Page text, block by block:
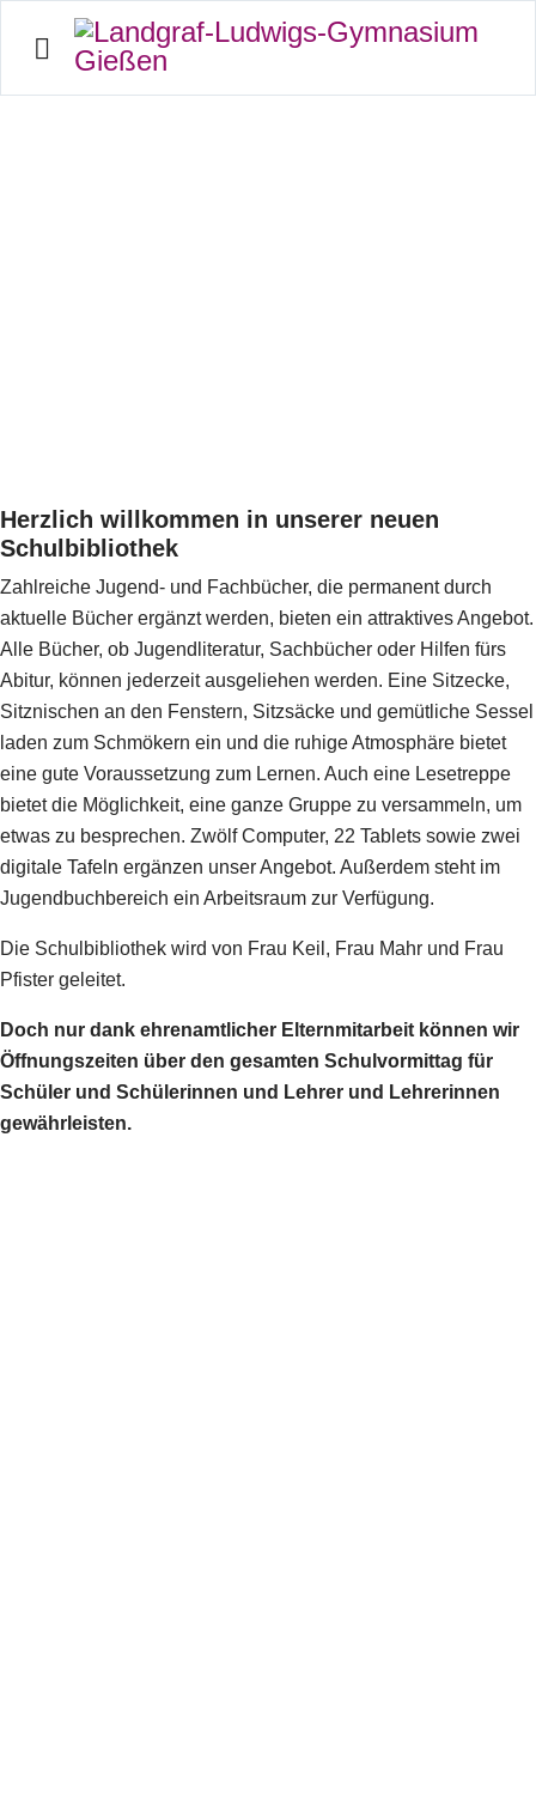
Herzlich willkommen in unserer neuen
Schulbibliothek
Zahlreiche Jugend- und Fachbücher, die permanent durch
aktuelle Bücher ergänzt werden, bieten ein attraktives Angebot.
Alle Bücher, ob Jugendliteratur, Sachbücher oder Hilfen fürs
Abitur, können jederzeit ausgeliehen werden. Eine Sitzecke,
Sitznischen an den Fenstern, Sitzsäcke und gemütliche Sessel
laden zum Schmökern ein und die ruhige Atmosphäre bietet
eine gute Voraussetzung zum Lernen. Auch eine Lesetreppe
bietet die Möglichkeit, eine ganze Gruppe zu versammeln, um
etwas zu besprechen. Zwölf Computer, 22 Tablets sowie zwei
digitale Tafeln ergänzen unser Angebot. Außerdem steht im
Jugendbuchbereich ein Arbeitsraum zur Verfügung.
Die Schulbibliothek wird von Frau Keil, Frau Mahr und Frau
Pfister geleitet.
Doch nur dank ehrenamtlicher Elternmitarbeit können wir
Öffnungszeiten über den gesamten Schulvormittag für
Schüler und Schülerinnen und Lehrer und Lehrerinnen
gewährleisten.